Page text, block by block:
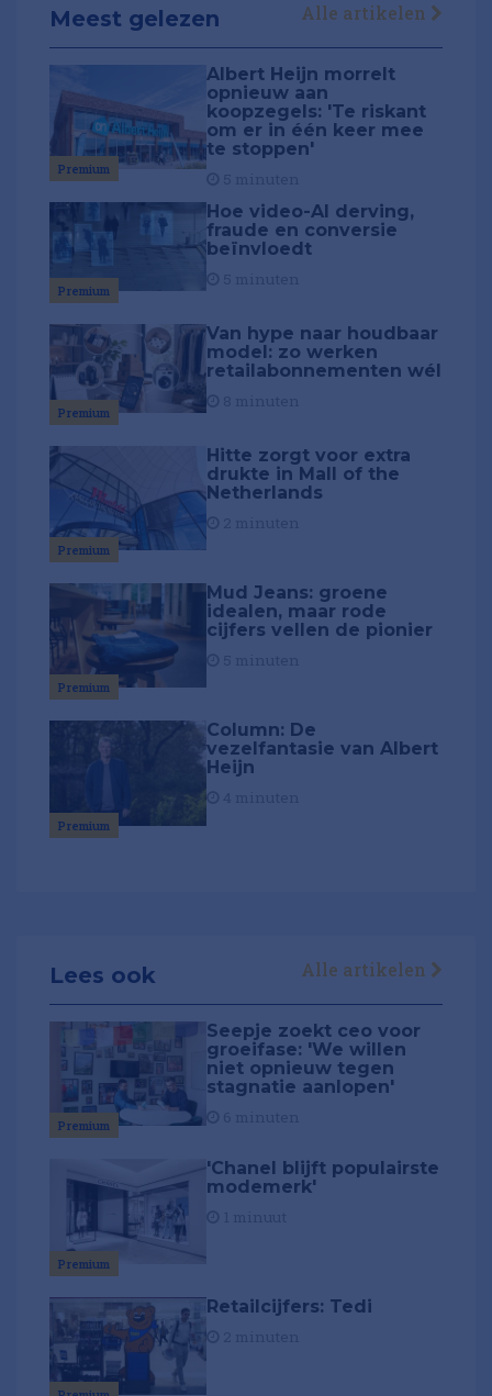
Meest gelezen Alle artikelen
Premium
Albert Heijn morrelt
opnieuw aan
koopzegels: 'Te riskant
om er in één keer mee
te stoppen'
Premium
Hoe video-AI derving,
fraude en conversie
beïnvloedt
Premium
Van hype naar houdbaar
model: zo werken
retailabonnementen wél
Premium
Hitte zorgt voor extra
drukte in Mall of the
Netherlands
Premium
Mud Jeans: groene
idealen, maar rode
cijfers vellen de pionier
Premium
Column: De
vezelfantasie van Albert
Heijn
Lees ook Alle artikelen
Premium
Seepje zoekt ceo voor
groeifase: 'We willen
niet opnieuw tegen
stagnatie aanlopen'
Premium
'Chanel blijft populairste
modemerk'
Retailcijfers: Tedi